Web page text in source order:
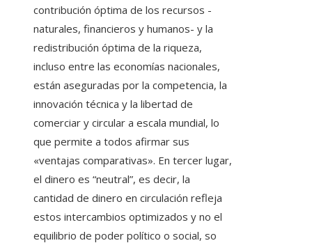
contribución óptima de los recursos -
naturales, financieros y humanos- y la
redistribución óptima de la riqueza,
incluso entre las economías nacionales,
están aseguradas por la competencia, la
innovación técnica y la libertad de
comerciar y circular a escala mundial, lo
que permite a todos afirmar sus
«ventajas comparativas». En tercer lugar,
el dinero es “neutral”, es decir, la
cantidad de dinero en circulación refleja
estos intercambios optimizados y no el
equilibrio de poder político o social, so